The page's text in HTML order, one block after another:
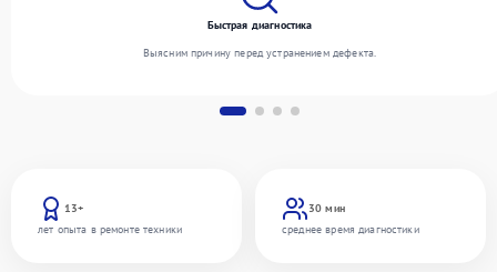
13+
лет опыта в ремонте техники
30 мин
среднее время диагностики
Быстрая диагностика
Выясним причину перед устранением дефекта.